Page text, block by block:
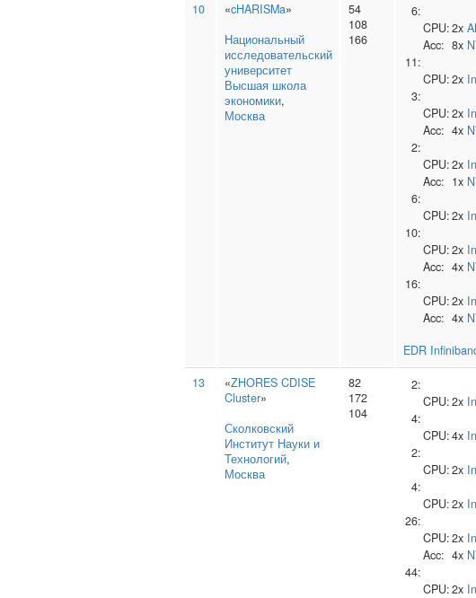
10 «cHARISMa»
Национальный
исследовательский
университет
Высшая школа
экономики,
Москва
54
108
166
6:
CPU:2x
Acc: 8x
11:
CPU:2x
3:
CPU:2x
Acc: 4x
2:
CPU:2x
Acc: 1x
6:
CPU:2x
10:
CPU:2x
Acc: 4x
16:
CPU:2x
Acc: 4x
EDR
13 «ZHORES CDISE
Cluster»
Сколковский
Институт Науки и
Технологий,
Москва
82
172
104
2:
CPU:2x
4:
CPU:4x
2:
CPU:2x
4:
CPU:2x
26:
CPU:2x
Acc: 4x
44:
CPU:2x